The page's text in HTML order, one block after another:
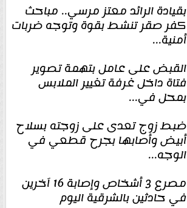
بقيادة الرائد معتز مرسي.. مباحث
كفر صقر تنشط بقوة وتوجه ضربات
أمنية...
القبض على عامل بتهمة تصوير
فتاة داخل غرفة تغيير الملابس
بمحل في...
ضبط زوج تعدى على زوجته بسلاح
أبيض وأصابها بجرح قطعي في
الوجه...
مصرع 3 أشخاص وإصابة 16 آخرين
في حادثين بالشرقية اليوم